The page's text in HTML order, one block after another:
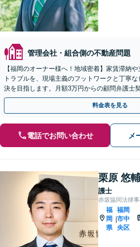
管理会社・組合側の不動産問題
【福岡のオーナー様へ！地域密着】家賃滞納
トラブルを、現場主義のフットワークと丁寧
決を目指します。月額3万円からの顧問弁護士
も予防いたします【事前のご予約で休日・夜間
料金表を見る
電話でお問い合わせ メ
栗原 悠輔
護士
赤坂協同法律
福
岡
県
|
福岡
市中
央区